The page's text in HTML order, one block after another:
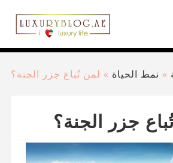
» نمط الحياة » لمن تُباع جزر الجنة؟
جزر الجنة؟